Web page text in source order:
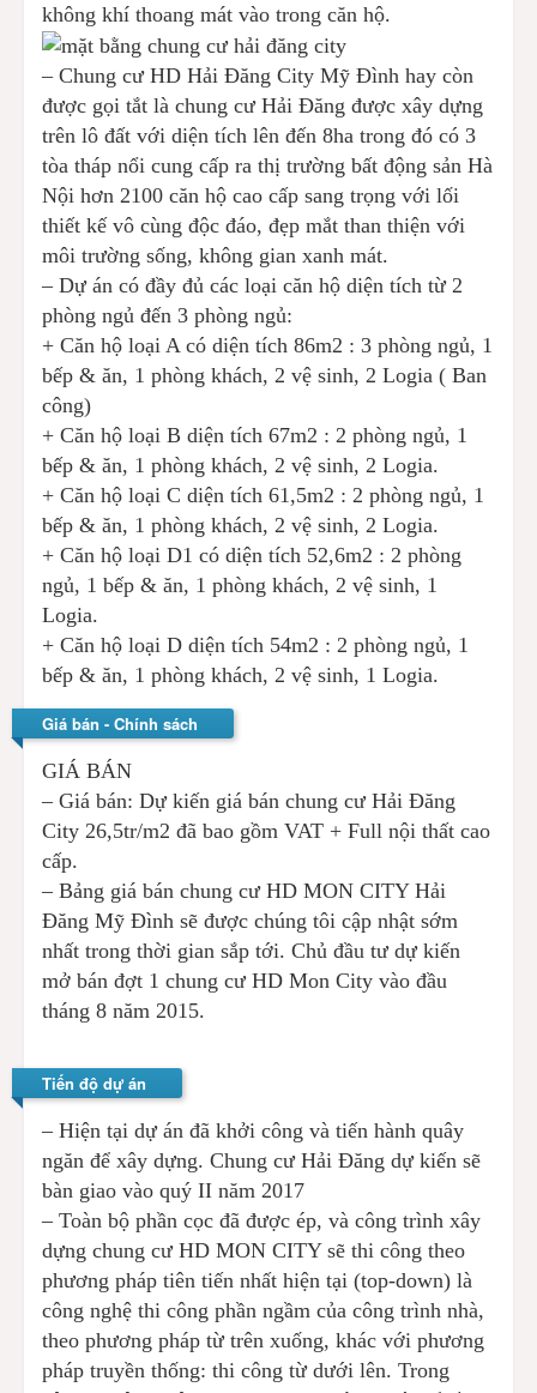
không khí thoang mát vào trong căn hộ.
– Chung cư HD Hải Đăng City Mỹ Đình hay còn
được gọi tắt là chung cư Hải Đăng được xây dựng
trên lô đất với diện tích lên đến 8ha trong đó có 3
tòa tháp nổi cung cấp ra thị trường bất động sản Hà
Nội hơn 2100 căn hộ cao cấp sang trọng với lối
thiết kế vô cùng độc đáo, đẹp mắt than thiện với
môi trường sống, không gian xanh mát.
– Dự án có đầy đủ các loại căn hộ diện tích từ 2
phòng ngủ đến 3 phòng ngủ:
+ Căn hộ loại A có diện tích 86m2 : 3 phòng ngủ, 1
bếp & ăn, 1 phòng khách, 2 vệ sinh, 2 Logia ( Ban
công)
+ Căn hộ loại B diện tích 67m2 : 2 phòng ngủ, 1
bếp & ăn, 1 phòng khách, 2 vệ sinh, 2 Logia.
+ Căn hộ loại C diện tích 61,5m2 : 2 phòng ngủ, 1
bếp & ăn, 1 phòng khách, 2 vệ sinh, 2 Logia.
+ Căn hộ loại D1 có diện tích 52,6m2 : 2 phòng
ngủ, 1 bếp & ăn, 1 phòng khách, 2 vệ sinh, 1
Logia.
+ Căn hộ loại D diện tích 54m2 : 2 phòng ngủ, 1
bếp & ăn, 1 phòng khách, 2 vệ sinh, 1 Logia.
Giá bán - Chính sách
GIÁ BÁN
– Giá bán: Dự kiến giá bán chung cư Hải Đăng
City 26,5tr/m2 đã bao gồm VAT + Full nội thất cao
cấp.
– Bảng giá bán chung cư HD MON CITY Hải
Đăng Mỹ Đình sẽ được chúng tôi cập nhật sớm
nhất trong thời gian sắp tới. Chủ đầu tư dự kiến
mở bán đợt 1 chung cư HD Mon City vào đầu
tháng 8 năm 2015.
Tiến độ dự án
– Hiện tại dự án đã khởi công và tiến hành quây
ngăn để xây dựng. Chung cư Hải Đăng dự kiến sẽ
bàn giao vào quý II năm 2017
– Toàn bộ phần cọc đã được ép, và công trình xây
dựng chung cư HD MON CITY sẽ thi công theo
phương pháp tiên tiến nhất hiện tại (top-down) là
công nghệ thi công phần ngầm của công trình nhà,
theo phương pháp từ trên xuống, khác với phương
pháp truyền thống: thi công từ dưới lên. Trong